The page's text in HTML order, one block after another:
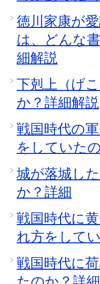
徳川家康が
は、どんな
細解説
下剋上（げ
か？詳細解説
戦国時代の
をしていた
城が落城し
か？詳細
戦国時代に
れ方をして
戦国時代に